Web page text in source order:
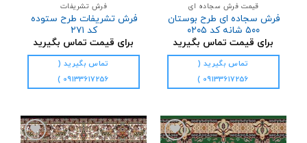
قیمت فرش سجاده ای
فرش سجاده ای طرح بوستان
۵۰۰ شانه کد ۰۲۰۵
برای قیمت تماس بگیرید
تماس بگیرید (
09133617256 )
فرش تشریفات
فرش تشریفات طرح ستوده
کد ۲۷۱
برای قیمت تماس بگیرید
تماس بگیرید (
09133617256 )